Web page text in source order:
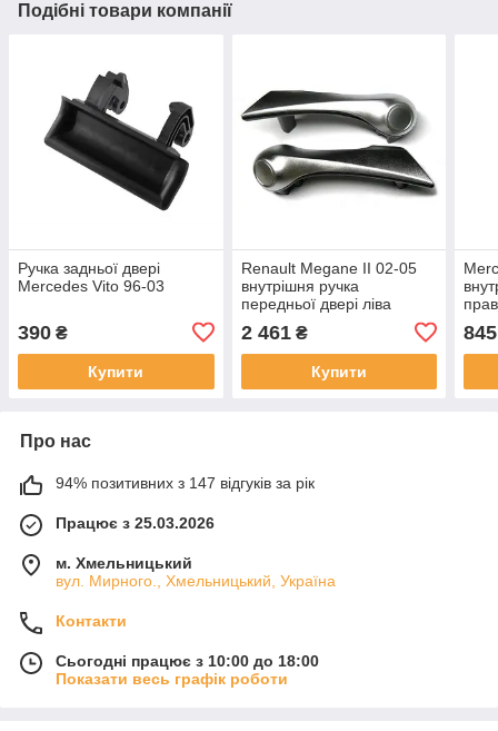
Подібні товари компанії
Ручка задньої двері
Mercedes Vito 96-03
390 ₴
Купити
Renault Megane II 02-05
внутрішня ручка
передньої двері ліва
сторона + права комплект.
ХРОМ
2 461₴
Купити
845
Про нас
94% позитивних з 147 відгуків за рік
Працює з 25.03.2026
м. Хмельницький
вул. Мирного., Хмельницький, Україна
Контакти
Сьогодні працює з 10:00 до 18:00
Показати весь графік роботи